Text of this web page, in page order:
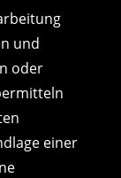
und
oder
einer